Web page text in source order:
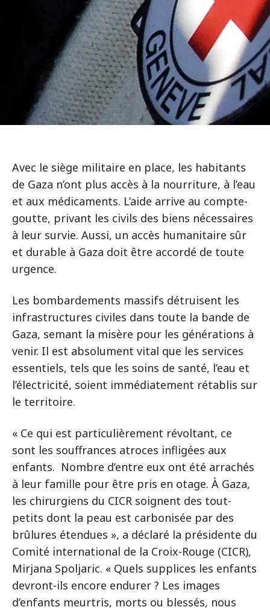
Avec le siège militaire en place, les habitants
de Gaza n’ont plus accès à la nourriture, à l’eau
et aux médicaments. L’aide arrive au compte-
goutte, privant les civils des biens nécessaires
à leur survie. Aussi, un accès humanitaire sûr
et durable à Gaza doit être accordé de toute
urgence.
Les bombardements massifs détruisent les
infrastructures civiles dans toute la bande de
Gaza, semant la misère pour les générations à
venir. Il est absolument vital que les services
essentiels, tels que les soins de santé, l’eau et
l’électricité, soient immédiatement rétablis sur
le territoire.
« Ce qui est particulièrement révoltant, ce
sont les souffrances atroces infligées aux
enfants. Nombre d’entre eux ont été arrachés
à leur famille pour être pris en otage. À Gaza,
les chirurgiens du CICR soignent des tout-
petits dont la peau est carbonisée par des
brûlures étendues », a déclaré la présidente du
Comité international de la Croix-Rouge (CICR),
Mirjana Spoljaric. « Quels supplices les enfants
devront-ils encore endurer ? Les images
d’enfants meurtris, morts ou blessés, nous